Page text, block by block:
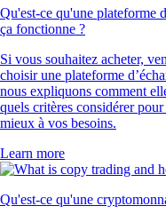
Qu'est-ce qu'une plateforme
ça fonctionne ?
Si vous souhaitez acheter,
choisir une plateforme
nous expliquons comment
quels critères considérer
mieux à vos besoins.
Learn more
Qu'est-ce qu'une